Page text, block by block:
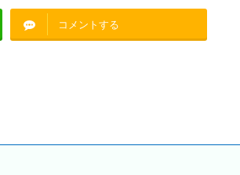
コメントする